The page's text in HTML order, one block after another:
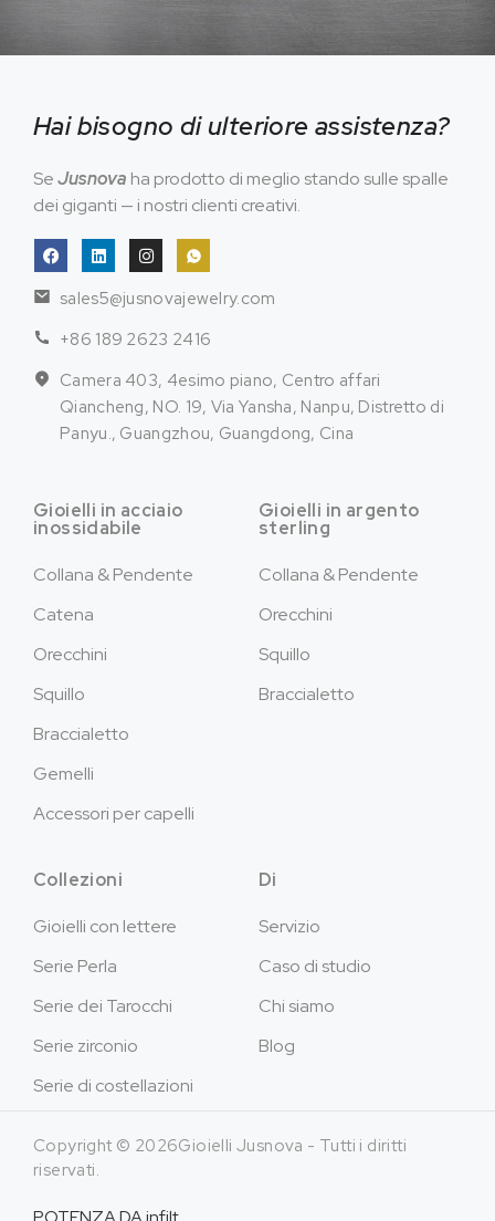
Hai bisogno di ulteriore assistenza?
SeJusnova ha prodotto di meglio stando sulle spalle
dei giganti — i nostri clienti creativi.
sales5@jusnovajewelry.com
+86 189 2623 2416
Camera 403, 4esimo piano, Centro affari
Qiancheng, NO. 19, Via Yansha, Nanpu, Distretto di
Panyu., Guangzhou, Guangdong, Cina
Gioielli in acciaio
inossidabile
Collana & Pendente
Catena
Orecchini
Squillo
Braccialetto
Gemelli
Accessori per capelli
Gioielli in argento
sterling
Collana & Pendente
Orecchini
Squillo
Braccialetto
Collezioni
Gioielli con lettere
Serie Perla
Serie dei Tarocchi
Serie zirconio
Serie di costellazioni
Di
Servizio
Caso di studio
Chi siamo
Blog
Copyright © 2026Gioielli Jusnova - Tutti i diritti
riservati.